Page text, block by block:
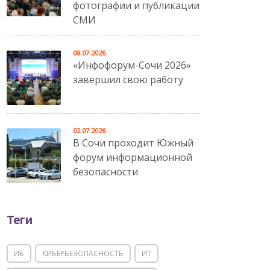
фотографии и публикации
СМИ
«Инфофорум-Сочи 2026»
завершил свою работу
08.07.2026
В Сочи проходит Южный
форум информационной
безопасности
02.07.2026
Теги
ИБ КИБЕРБЕЗОПАСНОСТЬ ИТ